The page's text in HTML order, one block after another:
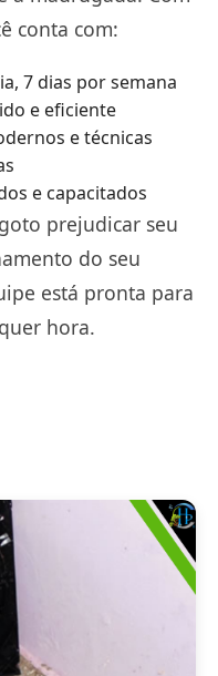
conta com:
7 dias por semana
e eficiente
e técnicas
e capacitados
prejudicar seu
do seu
está pronta para
hora.